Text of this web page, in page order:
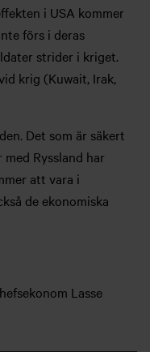
i USA kommer
förs i deras
strider i kriget.
krig (Kuwait, Irak,
Det som är säkert
Ryssland har
att vara i
de ekonomiska
Lasse